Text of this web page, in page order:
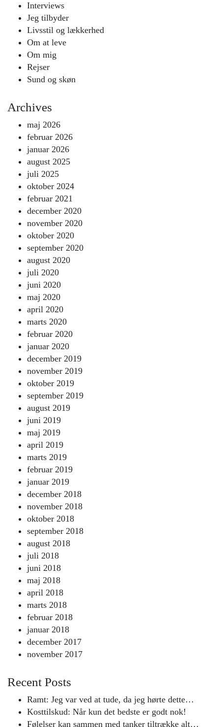
Interviews
Jeg tilbyder
Livsstil og lækkerhed
Om at leve
Om mig
Rejser
Sund og skøn
Archives
maj 2026
februar 2026
januar 2026
august 2025
juli 2025
oktober 2024
februar 2021
december 2020
november 2020
oktober 2020
september 2020
august 2020
juli 2020
juni 2020
maj 2020
april 2020
marts 2020
februar 2020
januar 2020
december 2019
november 2019
oktober 2019
september 2019
august 2019
juni 2019
maj 2019
april 2019
marts 2019
februar 2019
januar 2019
december 2018
november 2018
oktober 2018
september 2018
august 2018
juli 2018
juni 2018
maj 2018
april 2018
marts 2018
februar 2018
januar 2018
december 2017
november 2017
Recent Posts
Ramt: Jeg var ved at tude, da jeg hørte dette…
Kosttilskud: Når kun det bedste er godt nok!
Følelser kan sammen med tanker tiltrække alt…